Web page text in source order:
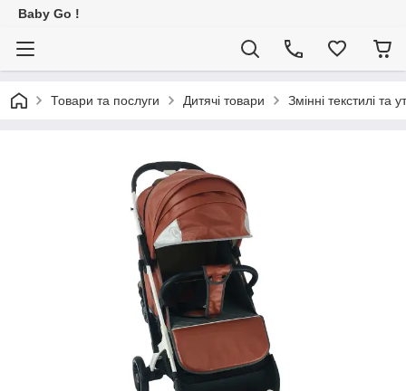
Baby Go !
Товари та послуги Дитячі товари Змінні текстилі та